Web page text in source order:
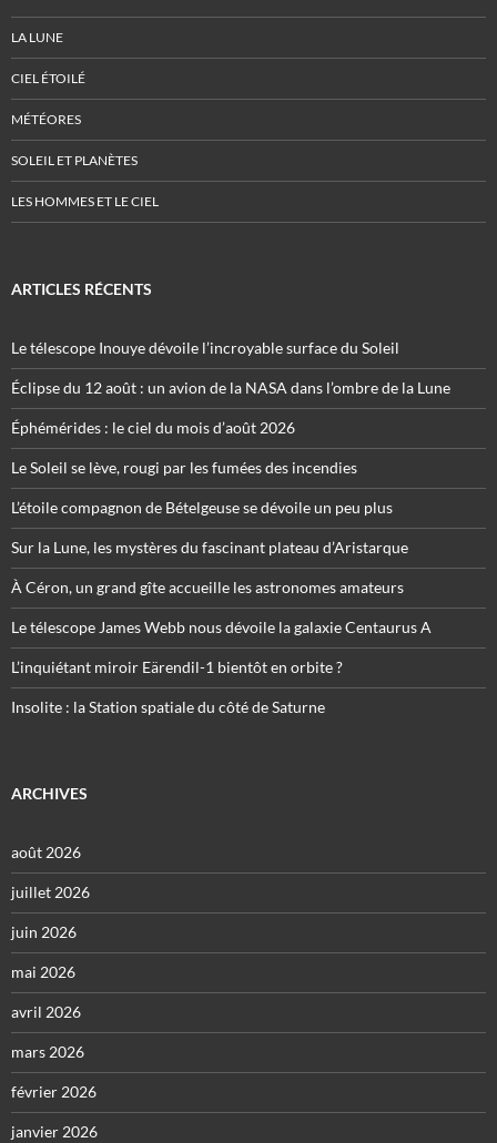
LA LUNE
CIEL ÉTOILÉ
MÉTÉORES
SOLEIL ET PLANÈTES
LES HOMMES ET LE CIEL
ARTICLES RÉCENTS
Le télescope Inouye dévoile l’incroyable surface du Soleil
Éclipse du 12 août : un avion de la NASA dans l’ombre de la Lune
Éphémérides : le ciel du mois d’août 2026
Le Soleil se lève, rougi par les fumées des incendies
L’étoile compagnon de Bételgeuse se dévoile un peu plus
Sur la Lune, les mystères du fascinant plateau d’Aristarque
À Céron, un grand gîte accueille les astronomes amateurs
Le télescope James Webb nous dévoile la galaxie Centaurus A
L’inquiétant miroir Eärendil-1 bientôt en orbite ?
Insolite : la Station spatiale du côté de Saturne
ARCHIVES
août 2026
juillet 2026
juin 2026
mai 2026
avril 2026
mars 2026
février 2026
janvier 2026